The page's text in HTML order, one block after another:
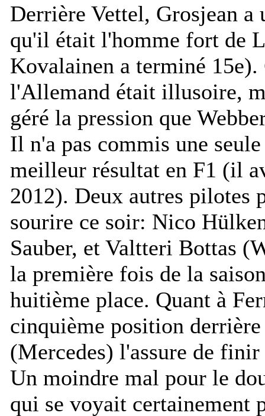
Derrière Vettel, Grosjean
qu'il était l'homme fort de
Kovalainen a terminé
l'Allemand était illusoire,
géré la pression que
Il n'a pas commis une
meilleur résultat en F1 (il
2012). Deux autres pilotes
sourire ce soir: Nico
Sauber, et Valtteri Bottas
la première fois de la
huitième place. Quant à
cinquième position
(Mercedes) l'assure de
Un moindre mal pour le
qui se voyait certainement